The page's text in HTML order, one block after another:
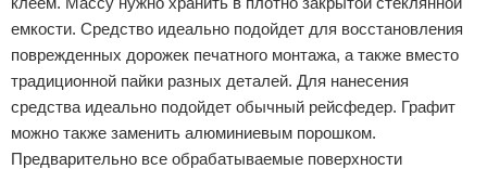
емкости. Средство идеально подойдет для восстановления
поврежденных дорожек печатного монтажа, а также вместо
традиционной пайки разных деталей. Для нанесения
средства идеально подойдет обычный рейсфедер. Графит
можно также заменить алюминиевым порошком.
Предварительно все обрабатываемые поверхности